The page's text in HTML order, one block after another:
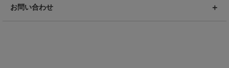
お問い合わせ